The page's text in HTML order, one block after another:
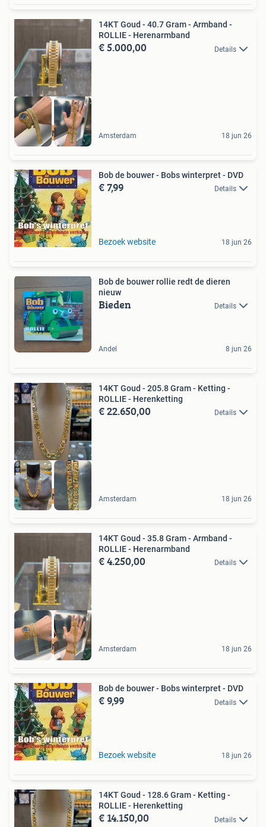
MADE IN ITALY
14KT Goud - 40.7 Gram - Armband -
ROLLIE - Herenarmband
€ 5.000,00 Details
Amsterdam 18 jun 26
Bob de bouwer - Bobs winterpret - DVD
€ 7,99 Details
Bezoek website 18 jun 26
Bob de bouwer rollie redt de dieren
nieuw
Bieden Details
Andel 8 jun 26
MADE IN ITALY
14KT Goud - 205.8 Gram - Ketting -
ROLLIE - Herenketting
€ 22.650,00 Details
Amsterdam 18 jun 26
MADE IN ITALY
14KT Goud - 35.8 Gram - Armband -
ROLLIE - Herenarmband
€ 4.250,00 Details
Amsterdam 18 jun 26
Bob de bouwer - Bobs winterpret - DVD
€ 9,99 Details
Bezoek website 18 jun 26
14KT Goud - 128.6 Gram - Ketting -
ROLLIE - Herenketting
€ 14.150,00 Details